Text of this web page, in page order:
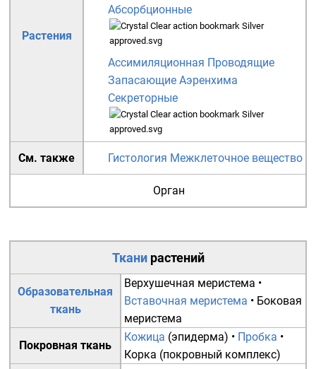
Растения
Абсорбционные
Ассимиляционная Проводящие
Запасающие Аэренхима
Секреторные
См. также Гистология Межклеточное вещество
Орган
Тканирастений
Образовательная
ткань
Верхушечная меристема •
Вставочная меристема • Боковая
меристема
Покровная ткань
Кожица (эпидерма) • Пробка •
Корка (покровный комплекс)